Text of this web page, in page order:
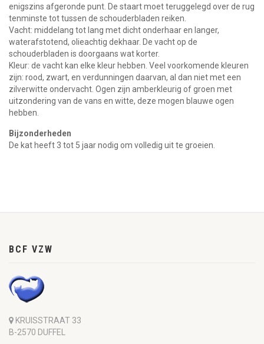
enigszins afgeronde punt. De staart moet teruggelegd over de rug
tenminste tot tussen de schouderbladen reiken.
Vacht: middelang tot lang met dicht onderhaar en langer,
waterafstotend, olieachtig dekhaar. De vacht op de
schouderbladen is doorgaans wat korter.
Kleur: de vacht kan elke kleur hebben. Veel voorkomende kleuren
zijn: rood, zwart, en verdunningen daarvan, al dan niet met een
zilverwitte ondervacht. Ogen zijn amberkleurig of groen met
uitzondering van de vans en witte, deze mogen blauwe ogen
hebben.
Bijzonderheden
De kat heeft 3 tot 5 jaar nodig om volledig uit te groeien.
BCF VZW
KRUISSTRAAT 33
B-2570 DUFFEL